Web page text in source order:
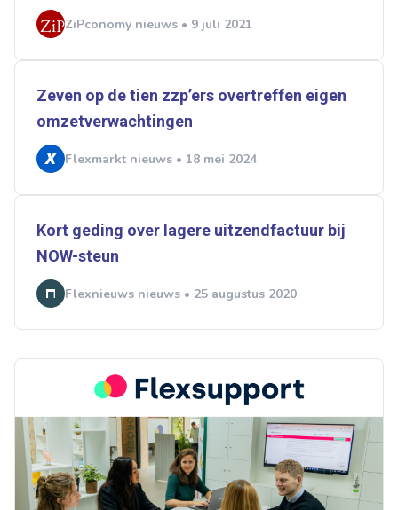
ZiPconomy nieuws • 9 juli 2021
Zeven op de tien zzp’ers overtreffen eigen
omzetverwachtingen
Flexmarkt nieuws • 18 mei 2024
Kort geding over lagere uitzendfactuur bij
NOW-steun
Flexnieuws nieuws • 25 augustus 2020